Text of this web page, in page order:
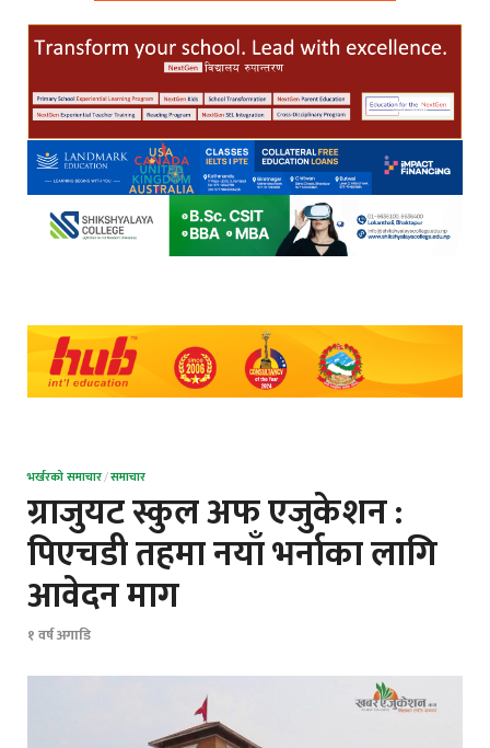
भर्खरको समाचार/समाचार
ग्राजुयट स्कुल अफ एजुकेशन :
पिएचडी तहमा नयाँ भर्नाका लागि
आवेदन माग
१ वर्ष अगाडि